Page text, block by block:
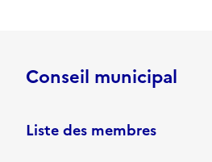
Conseil municipal
Liste des membres